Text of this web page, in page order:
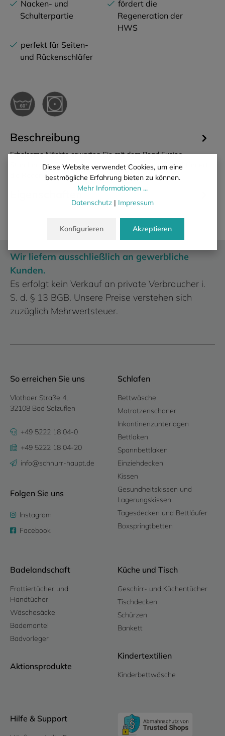
Nacken- und
Schulterpartie
fördert die
Regeneration der
HWS
perfekt für Seiten-
und Rückenschläfer
Beschreibung
Erholsame Nächte erwarten Sie mit dem Pearl Fusion
Standard 12: Das Kopfkissen für den gesunden Schlaf fördert
die Regenerat…Mehr
Eigenschaften
Wir liefern ausschließlich an gewerbliche
Kunden.
Es erfolgt kein Verkauf an private Verbraucher i.
S. d. § 13 BGB. Unsere Preise verstehen sich
zuzüglich Mehrwertsteuer.
So erreichen Sie uns
Vlothoer Straße 4,
32108 Bad Salzuflen
+49 5222 18 04-0
+49 5222 18 04-20
info@schnurr-haupt.de
Folgen Sie uns
Instagram
Facebook
Schlafen
Bettwäsche
Matratzenschoner
Inkontinenzunterlagen
Bettlaken
Spannbettlaken
Einziehdecken
Kissen
Gesundheitskissen und
Lagerungskissen
Tagesdecken und Bettläufer
Boxspringtbetten
Badelandschaft
Frottiertücher und
Handtücher
Wäschesäcke
Bademantel
Badvorleger
Aktionsprodukte
Küche und Tisch
Geschirr- und Küchentücher
Tischdecken
Schürzen
Bankett
Kindertextilien
Kinderbettwäsche
Hilfe & Support
Diese Website verwendet Cookies, um eine
bestmögliche Erfahrung bieten zu können.
Mehr Informationen ...
Datenschutz | Impressum
Konfigurieren Akzeptieren